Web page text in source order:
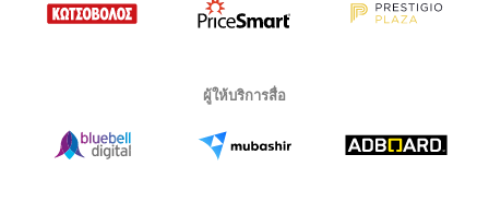
ผู้ให้บริการสื่อ